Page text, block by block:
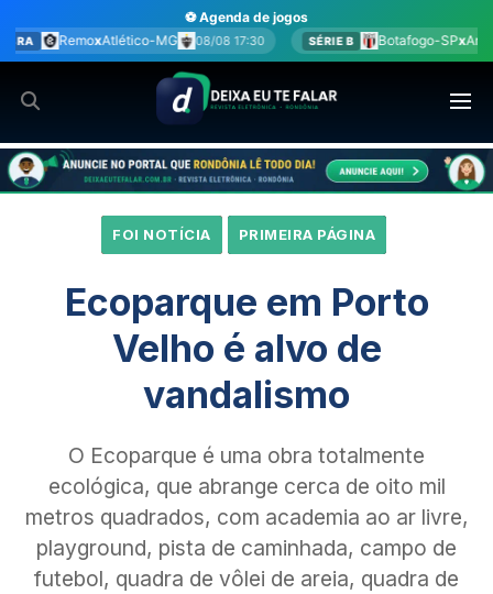
para
o
conteúdo
⚽ Agenda de jogos
08/08 17:30 SÉRIE B Botafogo-SP América-MG 08/08 17:30
FOI NOTÍCIA PRIMEIRA PÁGINA
Ecoparque em Porto
Velho é alvo de
vandalismo
O Ecoparque é uma obra totalmente
ecológica, que abrange cerca de oito mil
metros quadrados, com academia ao ar livre,
playground, pista de caminhada, campo de
futebol, quadra de vôlei de areia, quadra de